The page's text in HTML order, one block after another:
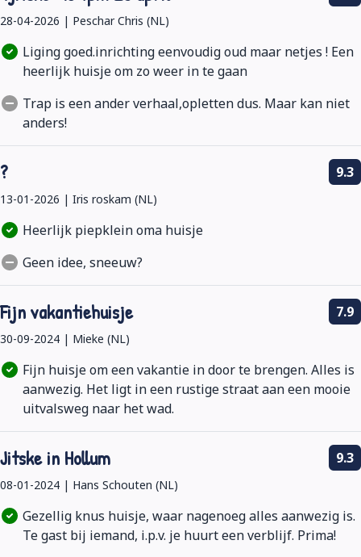
28-04-2026 | Peschar Chris (NL)
Liging goed.inrichting eenvoudig oud maar netjes ! Een
heerlijk huisje om zo weer in te gaan
Trap is een ander verhaal,opletten dus. Maar kan niet
anders!
?
13-01-2026 | Iris roskam (NL)
9.3
Heerlijk piepklein oma huisje
Geen idee, sneeuw?
Fijn vakantiehuisje
30-09-2024 | Mieke (NL)
7.9
Fijn huisje om een vakantie in door te brengen. Alles is
aanwezig. Het ligt in een rustige straat aan een mooie
uitvalsweg naar het wad.
Jitske in Hollum
08-01-2024 | Hans Schouten (NL)
9.3
Gezellig knus huisje, waar nagenoeg alles aanwezig is.
Te gast bij iemand, i.p.v. je huurt een verblijf. Prima!